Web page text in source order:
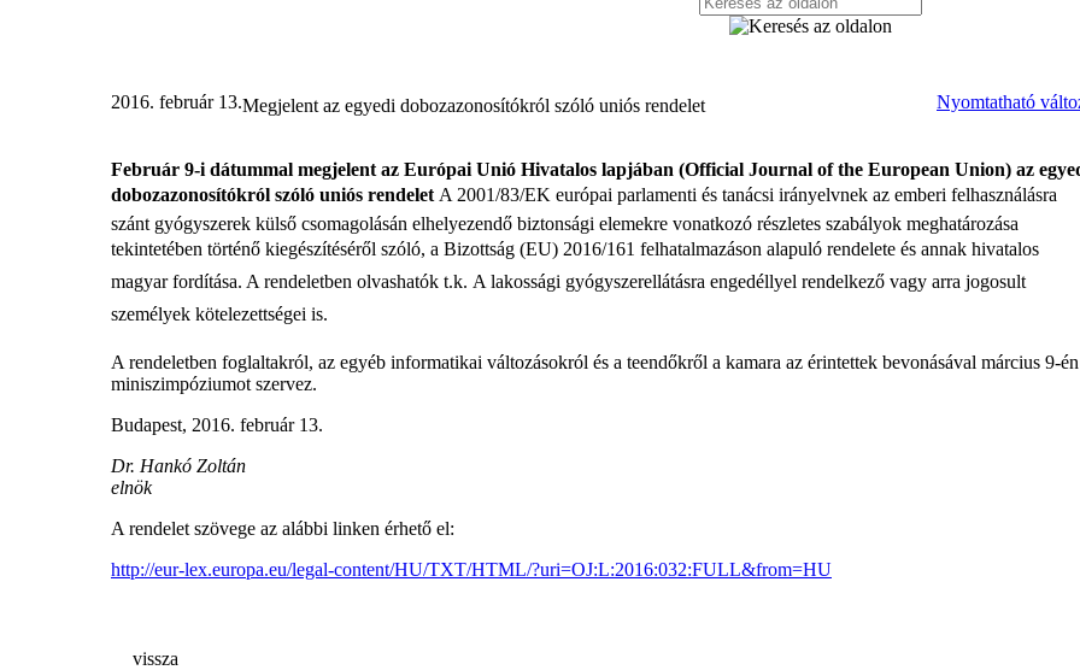
Nyomtatható
2016. február 13.Megjelent az egyedi dobozazonosítókról szóló uniós rendelet
Február 9-i dátummal megjelent az Európai Unió Hivatalos lapjában (Official Journal of the European Union) az
dobozazonosítókról szóló uniós rendelet A 2001/83/EK európai parlamenti és tanácsi irányelvnek az emberi felhasználásra
szánt gyógyszerek külső csomagolásán elhelyezendő biztonsági elemekre vonatkozó részletes szabályok meghatározása
tekintetében történő kiegészítéséről szóló, a Bizottság (EU) 2016/161 felhatalmazáson alapuló rendelete és annak hivatalos
magyar fordítása. A rendeletben olvashatók t.k. A lakossági gyógyszerellátásra engedéllyel rendelkező vagy arra jogosult
személyek kötelezettségei is.
A rendeletben foglaltakról, az egyéb informatikai változásokról és a teendőkről a kamara az érintettek bevonásával március 9-én
miniszimpóziumot szervez.
Budapest, 2016. február 13.
Dr. Hankó Zoltán
elnök
A rendelet szövege az alábbi linken érhető el:
http://eur-lex.europa.eu/legal-content/HU/TXT/HTML/?uri=OJ:L:2016:032:FULL&from=HU
vissza